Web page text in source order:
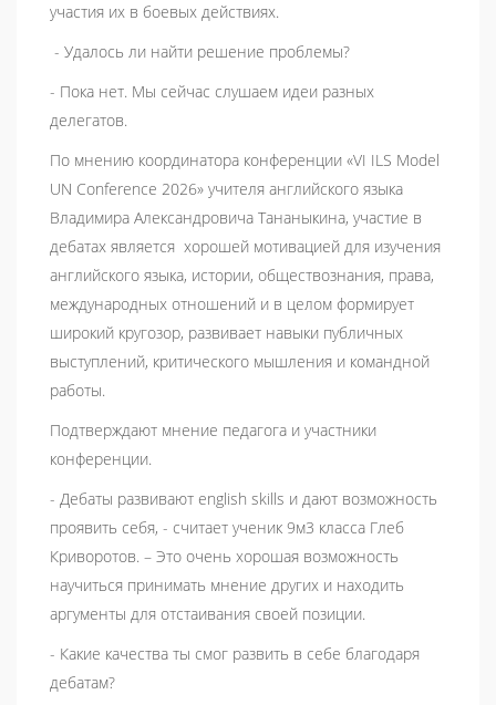
участия их в боевых действиях.
- Удалось ли найти решение проблемы?
- Пока нет. Мы сейчас слушаем идеи разных
делегатов.
По мнению координатора конференции «VI ILS Model
UN Conference 2026» учителя английского языка
Владимира Александровича Тананыкина, участие в
дебатах является хорошей мотивацией для изучения
английского языка, истории, обществознания, права,
международных отношений и в целом формирует
широкий кругозор, развивает навыки публичных
выступлений, критического мышления и командной
работы.
Подтверждают мнение педагога и участники
конференции.
- Дебаты развивают english skills и дают возможность
проявить себя, - считает ученик 9м3 класса Глеб
Криворотов. – Это очень хорошая возможность
научиться принимать мнение других и находить
аргументы для отстаивания своей позиции.
- Какие качества ты смог развить в себе благодаря
дебатам?